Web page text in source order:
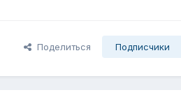
Поделиться Подписчики